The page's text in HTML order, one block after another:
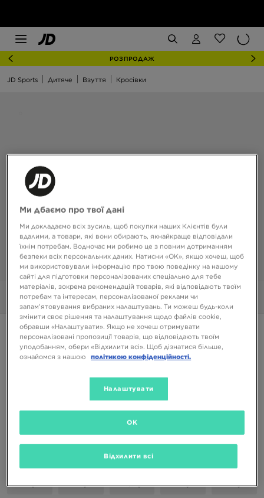
РОЗПРОДАЖ
JD Sports Дитяче Взуття Кросівки
Фото 360°
JORDAN 1 LOW ALT BT
1599 ГРН
21 22 23,5 25 26
Ми дбаємо про твої дані
Ми докладаємо всіх зусиль, щоб покупки наших Клієнтів були
вдалими, а товари, які вони обирають, якнайкраще відповідали
їхнім потребам. Водночас ми робимо це з повним дотриманням
безпеки всіх персональних даних. Натисни «OK», якщо хочеш, щоб
ми використовували інформацію про твою поведінку на нашому
сайті для підготовки персоналізованих спеціально для тебе
матеріалів, зокрема рекомендацій товарів, які відповідають твоїм
потребам та інтересам, персоналізованої реклами чи
запам’ятовування вибраних налаштувань. Ти можеш будь-коли
змінити своє рішення та налаштування щодо файлів cookie,
обравши «Налаштувати». Якщо не хочеш отримувати
персоналізовані пропозиції товарів, що відповідають твоїм
уподобанням, обери «Відхилити всі». Щоб дізнатися більше,
ознайомся з нашою
політикою конфіденційності.
Налаштувати
Відхилити всі
OK